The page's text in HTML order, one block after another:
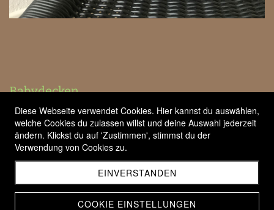
Babydecken
Diese Webseite verwendet Cookies. Hier kannst du auswählen,
welche Cookies du zulassen willst und deine Auswahl jederzeit
ändern. Klickst du auf 'Zustimmen', stimmst du der
Verwendung von Cookies zu.
EINVERSTANDEN
COOKIE EINSTELLUNGEN